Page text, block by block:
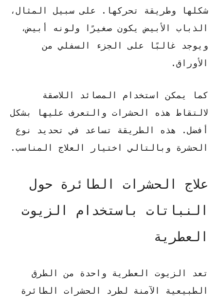
شكلها وطريقة تحركها . على سبيل المثال،
الذباب الأبيض يكون صغيرًا ولونه أبيض،
ويوجد غالبًا على الجزء السفلي من
الأوراق.
كما يمكن استخدام
المصائد اللاصقة
لالتقاط هذه الحشرات والتعرف عليها بشكل
أفضل. هذه الطريقة تساعد في تحديد نوع
الحشرة وبالتالي اختيار العلاج المناسب.
علاج الحشرات الطائرة حول
النباتات باستخدام الزيوت
العطرية
تعد الزيوت العطرية واحدة من الطرق
الطبيعية الآمنة لطرد الحشرات الطائرة